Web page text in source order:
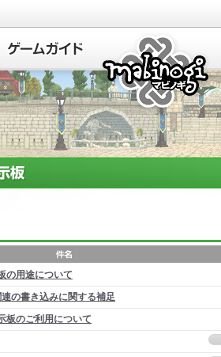
の用途について
の書き込みに関する補足
板のご利用について